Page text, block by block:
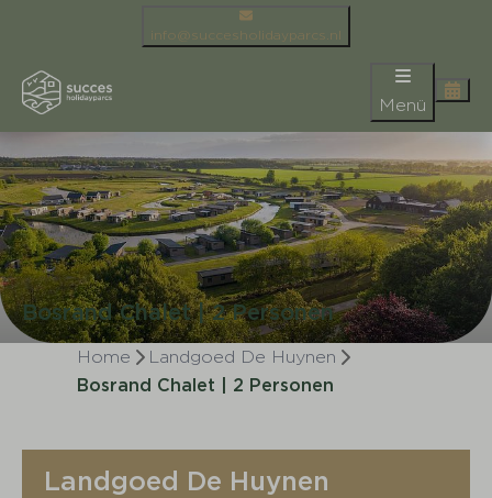
info@succesholidayparcs.nl
Menü
Bosrand Chalet | 2 Personen
Home
Landgoed De Huynen
Bosrand Chalet | 2 Personen
Landgoed De Huynen